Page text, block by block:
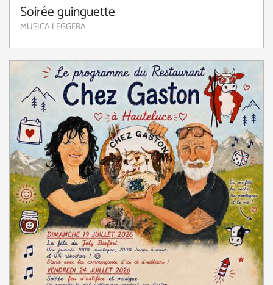
Soirée guinguette
MUSICA LEGGERA